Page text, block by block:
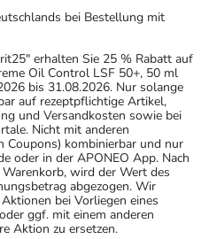
bei Bestellung mit
erhalten Sie 25 % Rabatt auf
Oil Control LSF 50+, 50 ml
bis 31.08.2026. Nur solange
auf rezeptpflichtige Artikel,
und Versandkosten sowie bei
Nicht mit anderen
Coupons) kombinierbar und nur
oder in der APONEO App. Nach
wird der Wert des
abgezogen. Wir
bei Vorliegen eines
ggf. mit einem anderen
Aktion zu ersetzen.